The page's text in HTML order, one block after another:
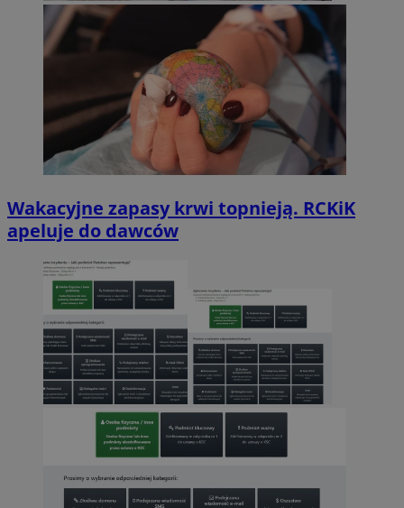
Wakacyjne zapasy krwi topnieją. RCKiK
apeluje do dawców